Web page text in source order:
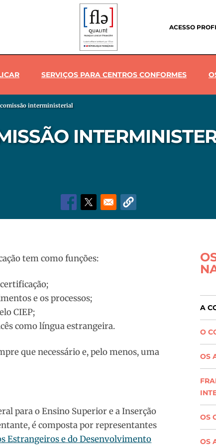
ACESSO
SERVIÇOS PARA CENTROS CONFORMES
interministerial
tem como funções:
e os processos;
CIEP;
como língua estrangeira.
que necessário e, pelo menos, uma
para o Ensino Superior e a Inserção
é composta por representantes
Estrangeiros e do Desenvolvimento
A
O
OS
OS
OS